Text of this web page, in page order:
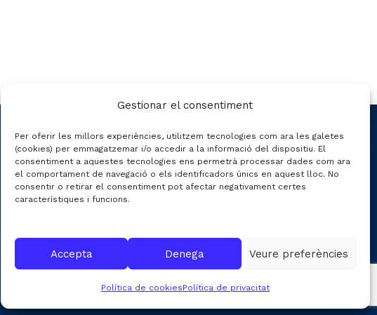
Gestionar el consentiment
Per oferir les millors experiències, utilitzem tecnologies com ara les galetes
(cookies) per emmagatzemar i/o accedir a la informació del dispositiu. El
consentiment a aquestes tecnologies ens permetrà processar dades com ara
el comportament de navegació o els identificadors únics en aquest lloc. No
consentir o retirar el consentiment pot afectar negativament certes
característiques i funcions.
Accepta Denega Veure preferències
Política de cookiesPolítica de privacitat
CONTACTE
C/ Gran de Gràcia nº 69 entr.
08012 de Barcelona
Premsa:
premsa@fecavem.cat
Patronal Catalana d'Automoció